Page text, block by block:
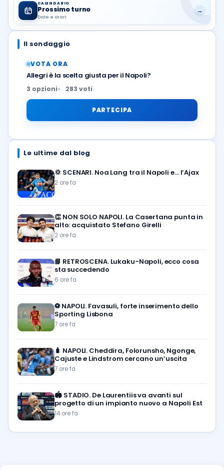
CALENDARIO
Prossimo turno
Date e orari
→
Il sondaggio
VOTA ORA
Allegri è la scelta giusta per il Napoli?
3 opzioni 283 voti
PARTECIPA
Le ultime dal blog
💢 SCENARI. Noa Lang tra il Napoli e… l’Ajax
2 ore fa
👏 NON SOLO NAPOLI. La Casertana punta in
alto: acquistato Stefano Girelli
2 ore fa
📘 RETROSCENA. Lukaku-Napoli, ecco cosa
sta succedendo
6 ore fa
⚽️ NAPOLI. Favasuli, forte inserimento dello
Sporting Lisbona
7 ore fa
🧳 NAPOLI. Cheddira, Folorunsho, Ngonge,
Cajuste e Lindstrom cercano un’uscita
7 ore fa
🏟️ STADIO. De Laurentiis va avanti sul
progetto di un impianto nuovo a Napoli Est
14 ore fa